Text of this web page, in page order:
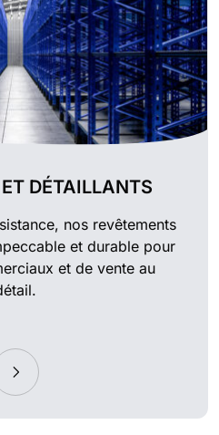
DÉTAILLANTS
nos revêtements
et durable pour
et de vente au